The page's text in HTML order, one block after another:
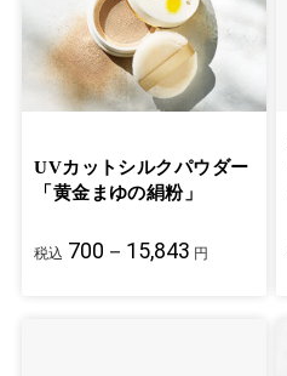
UVカットシルクパウダー
「黄金まゆの絹粉」
税込 700－15,843 円